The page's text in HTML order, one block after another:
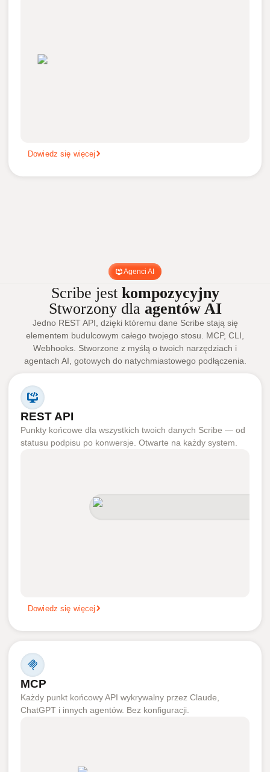
Dowiedz się więcej
Agenci AI
Scribe jest kompozycyjny
Stworzony dla agentów AI
Jedno REST API, dzięki któremu dane Scribe stają się
elementem budulcowym całego twojego stosu. MCP, CLI,
Webhooks. Stworzone z myślą o twoich narzędziach i
agentach AI, gotowych do natychmiastowego podłączenia.
REST API
Punkty końcowe dla wszystkich twoich danych Scribe — od
statusu podpisu po konwersje. Otwarte na każdy system.
Dowiedz się więcej
MCP
Każdy punkt końcowy API wykrywalny przez Claude,
ChatGPT i innych agentów. Bez konfiguracji.